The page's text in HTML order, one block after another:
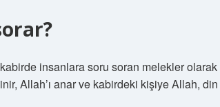
insanlara soru soran melekler
Allah’ı anar ve kabirdeki kişiye Allah,